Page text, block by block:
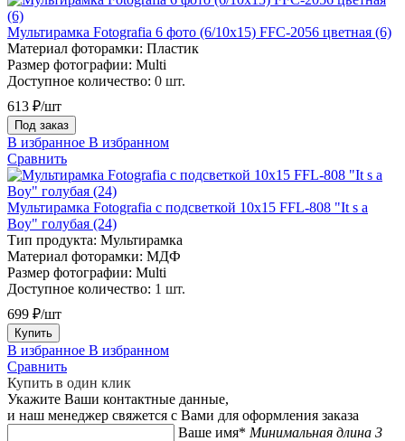
Мультирамка Fotografia 6 фото (6/10х15) FFC-2056 цветная (6)
Материал фоторамки: Пластик
Размер фотографии: Multi
Доступное количество: 0 шт.
613 ₽/шт
Под заказ
В избранное В избранном
Сравнить
Мультирамка Fotografia с подсветкой 10х15 FFL-808 "It s a
Boy" голубая (24)
Тип продукта: Мультирамка
Материал фоторамки: МДФ
Размер фотографии: Multi
Доступное количество: 1 шт.
699 ₽/шт
Купить
В избранное В избранном
Сравнить
Купить в один клик
Укажите Ваши контактные данные,
и наш менеджер свяжется с Вами для оформления заказа
Ваше имя* Минимальная длина 3